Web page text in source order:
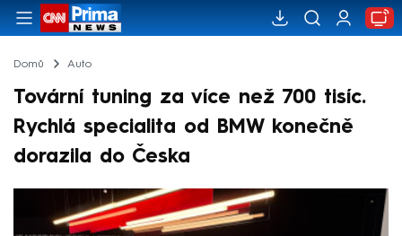
Domů Auto
Tovární tuning za více než 700 tisíc.
Rychlá specialita od BMW konečně
dorazila do Česka